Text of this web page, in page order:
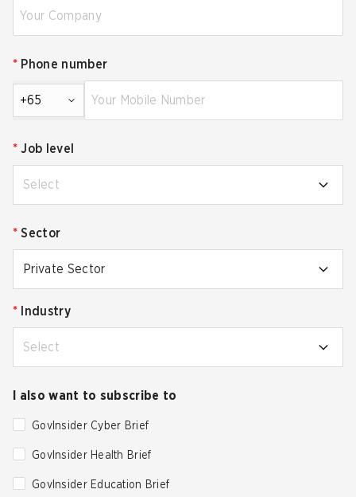
* Phone number
+65
* Job level
Select
* Sector
Private Sector
* Industry
Select
I also want to subscribe to
GovInsider Cyber Brief
GovInsider Health Brief
GovInsider Education Brief